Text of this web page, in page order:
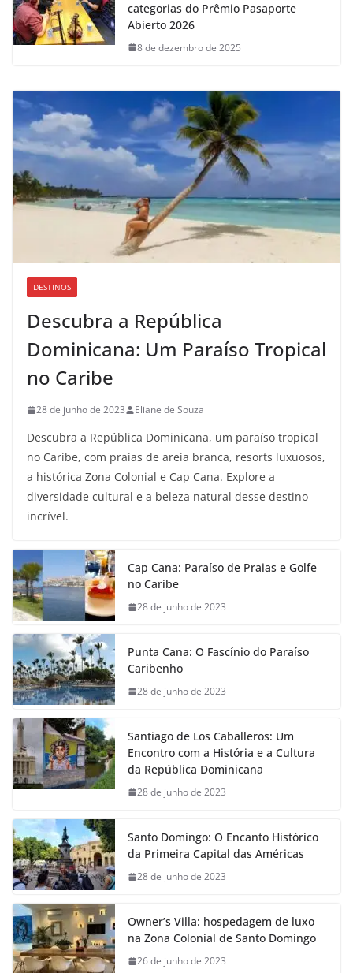
categorias do Prêmio Pasaporte
Abierto 2026
8 de dezembro de 2025
DESTINOS
Descubra a República
Dominicana: Um Paraíso Tropical
no Caribe
28 de junho de 2023 Eliane de Souza
Descubra a República Dominicana, um paraíso tropical
no Caribe, com praias de areia branca, resorts luxuosos,
a histórica Zona Colonial e Cap Cana. Explore a
diversidade cultural e a beleza natural desse destino
incrível.
Cap Cana: Paraíso de Praias e Golfe
no Caribe
28 de junho de 2023
Punta Cana: O Fascínio do Paraíso
Caribenho
28 de junho de 2023
Santiago de Los Caballeros: Um
Encontro com a História e a Cultura
da República Dominicana
28 de junho de 2023
Santo Domingo: O Encanto Histórico
da Primeira Capital das Américas
28 de junho de 2023
Owner’s Villa: hospedagem de luxo
na Zona Colonial de Santo Domingo
26 de junho de 2023